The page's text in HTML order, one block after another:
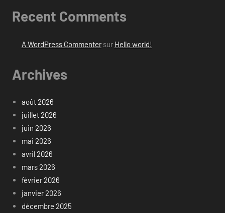
Recent Comments
A WordPress Commentersur Hello world!
Archives
août 2026
juillet 2026
juin 2026
mai 2026
avril 2026
mars 2026
février 2026
janvier 2026
décembre 2025